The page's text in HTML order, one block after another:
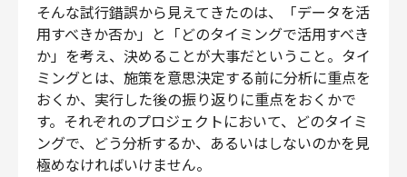
そんな試行錯誤から見えてきたのは、「データを活
用すべきか否か」と「どのタイミングで活用すべき
か」を考え、決めることが大事だということ。タイ
ミングとは、施策を意思決定する前に分析に重点を
おくか、実行した後の振り返りに重点をおくかで
す。それぞれのプロジェクトにおいて、どのタイミ
ングで、どう分析するか、あるいはしないのかを見
極めなければいけません。